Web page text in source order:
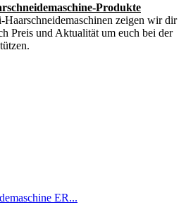
Produkte
zeigen wir dir
Preis und Aktualität um euch bei der
ER...